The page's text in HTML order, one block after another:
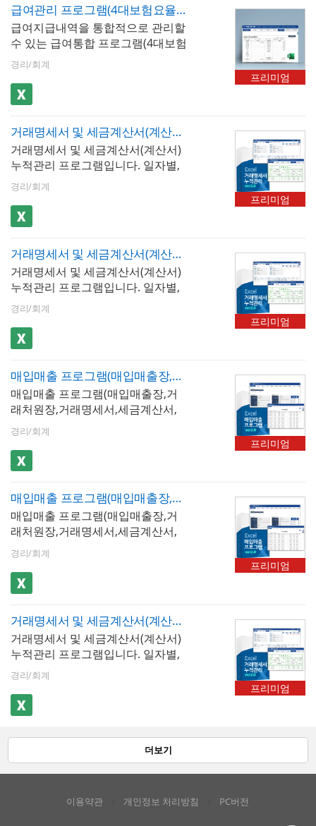
가할 수 있습니다. 저장된 급여내역
은 급여대장, 급여명세서, 급여입금
내역서 시트에서 자동으로 불러올
수 있습니다. 사원정보를 바탕으로
서 자동발급이 가능합니다. 엑셀 파
일 내 [최신 업데이트]버튼을 클릭하
면 매년 개정되는 4대보험요율 및
근로소득간이세액표가 자동 업데이
트 됩니다. ※ 프로그램 규격 : MS오
피스 엑셀 2007이상 ※ 프로그램 구
성 : 회사정보, 사원정보, 급여입력,
급여대장, 급여명세서, 급여입금내
역, 급여통계관리, 증명서발행(재직
양보험)되며, 급여지급항목 및 공제
항목은 최대 20개까지 추가할 수 있
습니다. 저장된 급여내역은 급여대
장, 급여명세서, 급여입금내역서 시
다. 사원 정보를 바탕으로 재직증명
서, 경력증명서, 퇴직증명서 자동 발
신 업데이트]버튼을 클릭하면 매년
개정되는 4대보험요율 및 근로소득
간이세액표가 자동 업데이트 됩니
다. ※ 프로그램 규격 : MS오피스 엑
사정보, 사원정보, 급여입력, 급여대
장, 급여명세서, 급여입금내역, 급여
통계관리, 증명서발행(재직증명서,
경력증명서, 퇴직증명서)
급여관리 프로그램(4대보험요율 자동 업데이트, 기준소득월액 기준, 급여대장, 급여명세서, 급여입금내역서, 재직증명서, 퇴직증명서, 장기요양보험)
급여지급내역을 통합적으로 관리할
수 있는 급여통합 프로그램(4대보험
요율 자동 업데이트, 기준소득월액
기준)입니다. 급여내역을 월별로 입
력, 저장, 검색할 수 있습니다. 4대보
험이 자동계산(근로소득세, 지방소
험, 장기요양보험)되며, [사원정보]
시트 내 기준소득월액 입력 시 국민
연금이 해당 금액을 기준으로 자동
계산됩니다. 급여지급항목 및 공제
습니다. 저장된 급여내역은 급여대
장, 급여명세서, 급여입금내역서 시
다. 사원 정보를 바탕으로 재직증명
서, 경력증명서, 퇴직증명서 자동 발
급이 가능합니다. 엑셀 파일 내 [최
신 업데이트]버튼을 클릭하면 매년
간이세액표가 자동 업데이트 됩니
다. ※ 프로그램 규격 : MS오피스 엑
셀 2007이상 ※ 프로그램 구성 : 회
사정보, 사원정보, 급여입력, 급여대
장, 급여명세서, 급여입금내역, 급여
통계관리, 증명서발행(재직증명서,
경력증명서, 퇴직증명서)
경리/회계
프리미엄
거래명세서 및 세금계산서(계산서) 누적관리 프로그램
거래명세서 및 세금계산서(계산서)
누적관리 프로그램입니다. 일자별,
공급자, 공급받는자별 거래내역을
저장, 검색, 누적할 있습니다. 거래
내역 입력 한번만으로 거래명세서,
세금계산서, 계산서 등을 자동으로
규격 : MS오피스 엑셀 2007이상 ※
프로그램 구성 : 거래처관리, 품목관
리, 거래내역, 거래명세서, 거래명세
서(10개이상), 세금계산서, 계산서
경리/회계
프리미엄
거래명세서 및 세금계산서(계산서) 누적관리 프로그램
거래명세서 및 세금계산서(계산서)
누적관리 프로그램입니다. 일자별,
공급자, 공급받는자별 거래내역을
저장, 검색, 누적할 있습니다. 거래
내역 입력 한번만으로 거래명세서,
세금계산서, 계산서 등을 자동으로
규격 : MS오피스 엑셀 2007이상 ※
프로그램 구성 : 거래처관리, 품목관
리, 거래내역, 거래명세서, 거래명세
서(10개이상), 세금계산서, 계산서
경리/회계
프리미엄
매입매출 프로그램(매입매출장,거래처원장,거래명세서,세금계산서,세금계산서합계표)
매입매출 프로그램(매입매출장,거
래처원장,거래명세서,세금계산서,
세금계산서합계표)입니다.공급자,
공급받는자, 외상미수금 등 거래내
용을 기재하고 저장/수정/검색할 할
수 있습니다.거래내용은 매입매출
수 있습니다.거래명세서, 세금계산
서, 계산서, 세금계산서합계표, 계산
서합계표 등의 증빙서류로 자동출
력 가능합니다. ※ 프로그램 규격 :
그램 구성 : 거래처관리, 품목관리,
거래내역, 매입매출장, 거래처원장,
세금계산서, 계산서, 세금계산서합
계표, 계산서합계표
경리/회계
프리미엄
매입매출 프로그램(매입매출장,거래처원장,거래명세서,세금계산서,세금계산서합계표)
매입매출 프로그램(매입매출장,거
래처원장,거래명세서,세금계산서,
세금계산서합계표)입니다.공급자,
공급받는자, 외상미수금 등 거래내
용을 기재하고 저장/수정/검색할 할
수 있습니다.거래내용은 매입매출
수 있습니다.거래명세서, 세금계산
서, 계산서, 세금계산서합계표, 계산
서합계표 등의 증빙서류로 자동출
력 가능합니다. ※ 프로그램 규격 :
그램 구성 : 거래처관리, 품목관리,
거래내역, 매입매출장, 거래처원장,
세금계산서, 계산서, 세금계산서합
계표, 계산서합계표
경리/회계
프리미엄
거래명세서 및 세금계산서(계산서) 누적관리 프로그램(단가수기입력)
거래명세서 및 세금계산서(계산서)
누적관리 프로그램입니다. 일자별,
공급자, 공급받는자별 거래내역을
저장, 검색, 누적할 있습니다. 거래
내역 입력 한번만으로 거래명세서,
세금계산서, 계산서 등을 자동으로
규격 : MS오피스 엑셀 2007이상 ※
프로그램 구성 : 거래처관리, 품목관
리, 거래내역, 거래명세서, 거래명세
경리/회계
프리미엄
더보기
이용약관 개인정보 처리방침 PC버전